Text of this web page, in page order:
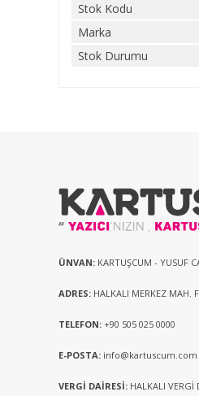
Stok Kodu
Marka
Stok Durumu
ÜNVAN: KARTUŞCUM - YUSUF
ADRES: HALKALI MERKEZ MAH.
TELEFON: +90 505 025 0000
E-POSTA: info@kartuscum.com
VERGİ DAİRESİ: HALKALI VERGİ